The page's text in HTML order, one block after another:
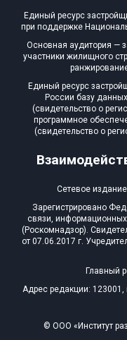
Блокированных
Квартир,
блоков в БД
Единый ресурс
при поддержке
Основная аудитория —
участники жилищного
Единый ресурс
России базу
(свидетельство о
программное
(свидетельство о
Сетевое
Зарегистрировано
связи,
(Роскомнадзор).
от 07.06.2017 г.
Главный
Адрес редакции: 123001,
© ООО «Институт